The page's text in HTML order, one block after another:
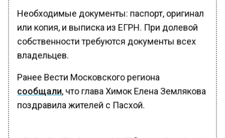
Необходимые документы: паспорт, оригинал
или копия, и выписка из ЕГРН. При долевой
собственности требуются документы всех
владельцев.
Ранее Вести Московского региона
сообщали, что глава Химок Елена Землякова
поздравила жителей с Пасхой.